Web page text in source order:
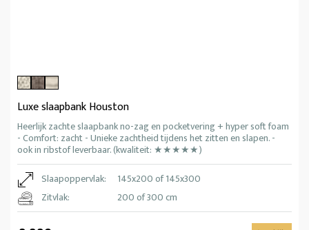
Luxe slaapbank Houston
Heerlijk zachte slaapbank no-zag en pocketvering + hyper soft foam
- Comfort: zacht - Unieke zachtheid tijdens het zitten en slapen. -
ook in ribstof leverbaar. (kwaliteit: ★★★★★)
Slaapoppervlak:
145x200 of 145x300
Zitvlak:
200 of 300 cm